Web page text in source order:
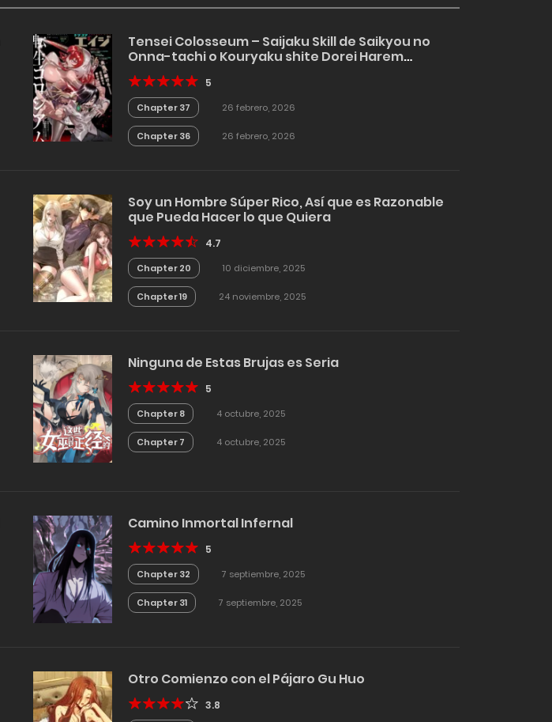
Tensei Colosseum – Saijaku Skill de Saikyou no
Onna-tachi o Kouryaku shite Dorei Harem
Tsukurimasu
5
Chapter 37 26 febrero, 2026
Chapter 36 26 febrero, 2026
Soy un Hombre Súper Rico, Así que es Razonable
que Pueda Hacer lo que Quiera
4.7
Chapter 20 10 diciembre, 2025
Chapter 19 24 noviembre, 2025
Ninguna de Estas Brujas es Seria
5
Chapter 8 4 octubre, 2025
Chapter 7 4 octubre, 2025
Camino Inmortal Infernal
5
Chapter 32 7 septiembre, 2025
Chapter 31 7 septiembre, 2025
Otro Comienzo con el Pájaro Gu Huo
3.8